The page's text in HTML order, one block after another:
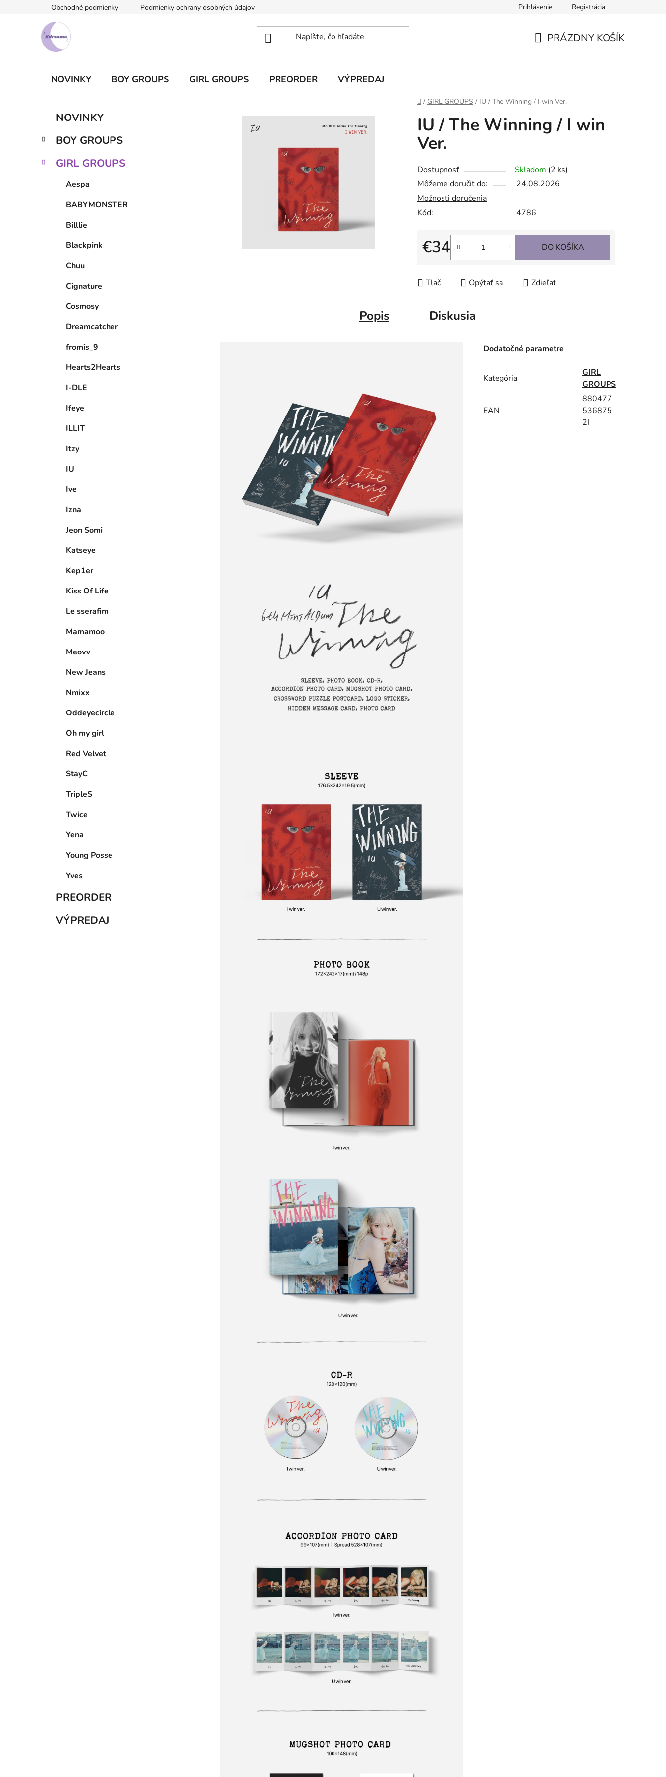
Obchodné podmienky Podmienky ochrany osobných údajov Prihlásenie Registrácia
PRÁZDNY KOŠÍK
NOVINKY BOY GROUPS GIRL GROUPS PREORDER VÝPREDAJ
Domov
/ GIRL GROUPS / IU / The Winning / I win Ver.
č
ý
Preskočiť
kategórie
e
ó
NOVINKY
BOY GROUPS
GIRL GROUPS
Aespa
BABYMONSTER
Billlie
Blackpink
Chuu
Cignature
Cosmosy
Dreamcatcher
fromis_9
Hearts2Hearts
I-DLE
Ifeye
ILLIT
Itzy
IU
Ive
Izna
Jeon Somi
Katseye
Kep1er
Kiss Of Life
Le sserafim
Mamamoo
Meovv
New Jeans
Nmixx
Oddeyecircle
Oh my girl
Red Velvet
StayC
TripleS
Twice
Yena
Young Posse
Yves
PREORDER
VÝPREDAJ
IU / The Winning / I win
Ver.
Dostupnosť Skladom (2 ks)
Môžeme doručiť do:
24.08.2026
Možnosti doručenia
Kód:
4786
€34
Jednotková cena:
DO KOŠÍKA
Tlač Opýtať sa Zdieľať
Popis Diskusia
Dodatočné parametre
Kategória
GIRL
GROUPS
EAN
880477
536875
2I